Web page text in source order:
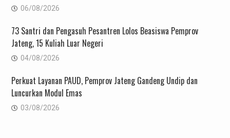
06/08/2026
73 Santri dan Pengasuh Pesantren Lolos Beasiswa Pemprov
Jateng, 15 Kuliah Luar Negeri
04/08/2026
Perkuat Layanan PAUD, Pemprov Jateng Gandeng Undip dan
Luncurkan Modul Emas
03/08/2026